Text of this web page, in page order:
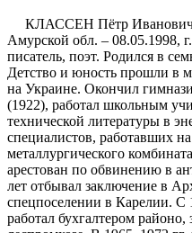
КЛАССЕН Пётр Иванович
Амурской обл. – 08.05.1998,
писатель, поэт. Родился в
Детство и юность прошли в
на Украине. Окончил
(1922), работал школьным
технической литературы в
специалистов, работавших на
металлургического
арестован по обвинению в
лет отбывал заключение в
спецпоселении в Карелии. С
работал бухгалтером